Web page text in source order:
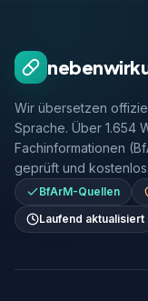
Wir übersetzen
Sprache. Über 1.654
Fachinformationen
geprüft und kostenlos.
BfArM-Quellen
Laufend aktualisiert